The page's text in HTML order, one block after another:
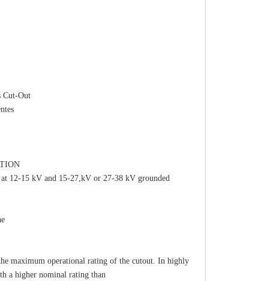
Cut-Out
12-15 kV and 15-27,kV or 27-38 kV grounded
maximum operational rating of the cutout. In highly
a higher nominal rating than